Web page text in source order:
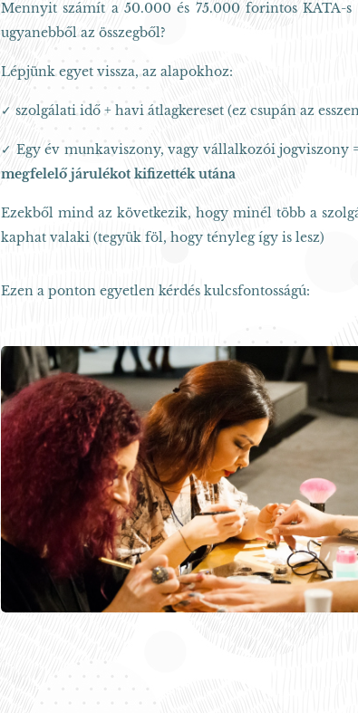
Mennyit számít a 50.000 és 75.000 forintos KATA-
ugyanebből az összegből?
Lépjünk egyet vissza, az alapokhoz:
✓ szolgálati idő + havi átlagkereset (ez csupán az
✓ Egy év munkaviszony, vagy vállalkozói jogviszony
megfelelő járulékot kifizették utána
Ezekből mind az következik, hogy minél több a
kaphat valaki (tegyük föl, hogy tényleg így is lesz)
Ezen a ponton egyetlen kérdés kulcsfontosságú: